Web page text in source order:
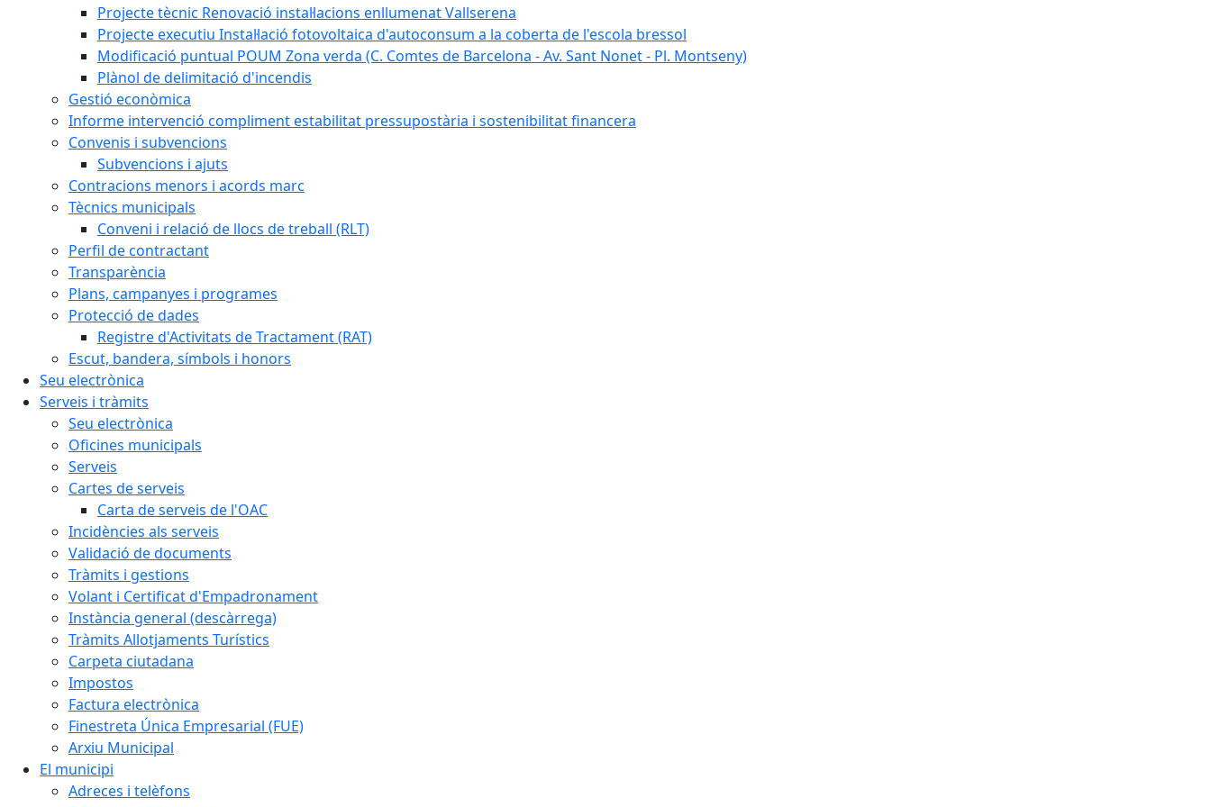
Projecte tècnic Renovació instal·lacions enllumenat Vallserena
Projecte executiu Instal·lació fotovoltaica d'autoconsum a la coberta de l'escola bressol
Modificació puntual POUM Zona verda (C. Comtes de Barcelona - Av. Sant Nonet - Pl. Montseny)
Plànol de delimitació d'incendis
Gestió econòmica
Informe intervenció compliment estabilitat pressupostària i sostenibilitat financera
Convenis i subvencions
Subvencions i ajuts
Contracions menors i acords marc
Tècnics municipals
Conveni i relació de llocs de treball (RLT)
Perfil de contractant
Transparència
Plans, campanyes i programes
Protecció de dades
Registre d'Activitats de Tractament (RAT)
Escut, bandera, símbols i honors
Seu electrònica
Serveis i tràmits
Seu electrònica
Oficines municipals
Serveis
Cartes de serveis
Carta de serveis de l'OAC
Incidències als serveis
Validació de documents
Tràmits i gestions
Volant i Certificat d'Empadronament
Instància general (descàrrega)
Tràmits Allotjaments Turístics
Carpeta ciutadana
Impostos
Factura electrònica
Finestreta Única Empresarial (FUE)
Arxiu Municipal
El municipi
Adreces i telèfons